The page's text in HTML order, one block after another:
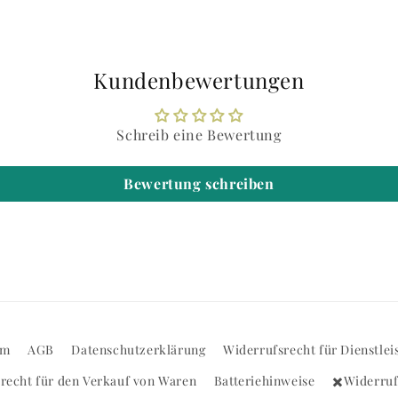
Kundenbewertungen
Schreib eine Bewertung
Bewertung schreiben
AGB Datenschutzerklärung
Widerrufsrecht für
für den Verkauf von Waren
Batteriehinweise